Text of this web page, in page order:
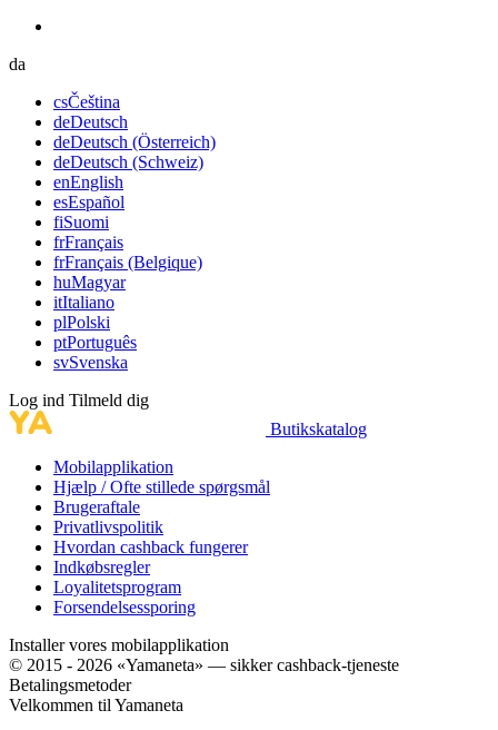
da
csČeština
deDeutsch
deDeutsch (Österreich)
deDeutsch (Schweiz)
enEnglish
esEspañol
fiSuomi
frFrançais
frFrançais (Belgique)
huMagyar
itItaliano
plPolski
ptPortuguês
svSvenska
Log ind Tilmeld dig
Butikskatalog
Mobilapplikation
Hjælp / Ofte stillede spørgsmål
Brugeraftale
Privatlivspolitik
Hvordan cashback fungerer
Indkøbsregler
Loyalitetsprogram
Forsendelsessporing
Installer vores mobilapplikation
© 2015 - 2026 «Yamaneta» — sikker cashback-tjeneste
Betalingsmetoder
Velkommen til Yamaneta